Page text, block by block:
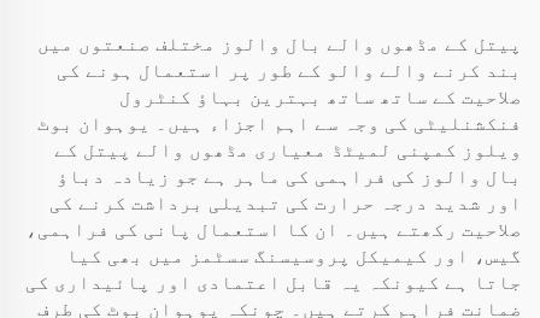
پیتل کے مڈھوں والے بال والوز مختلف صنعتوں میں
بند کرنے والے والو کے طور پر استعمال ہونے کی
صلاحیت کے ساتھ ساتھ بہترین بہاؤ کنٹرول
فنکشنلیٹی کی وجہ سے اہم اجزاء ہیں۔ یوہوان بوٹ
ویلوز کمپنی لمیٹڈ معیاری مڈھوں والے پیتل کے
بال والوز کی فراہمی کی ماہر ہے جو زیادہ دباؤ
اور شدید درجہ حرارت کی تبدیلی برداشت کرنے کی
صلاحیت رکھتے ہیں۔ ان کا استعمال پانی کی فراہمی،
گیس، اور کیمیکل پروسیسنگ سسٹمز میں بھی کیا
جاتا ہے کیونکہ یہ قابل اعتمادی اور پائیداری کی
ضمانت فراہم کرتے ہیں۔ چونکہ یوہوان بوٹ کی طرف